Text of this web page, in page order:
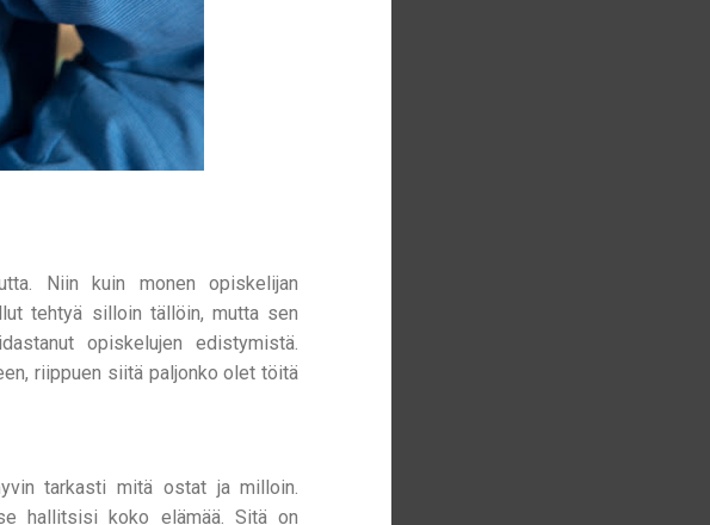
Niin kuin monen opiskelijan
tehtyä silloin tällöin, mutta sen
opiskelujen edistymistä.
riippuen siitä paljonko olet töitä
tarkasti mitä ostat ja milloin.
hallitsisi koko elämää. Sitä on